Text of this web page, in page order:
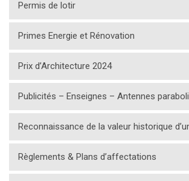
Permis de lotir
Primes Energie et Rénovation
Prix d’Architecture 2024
Publicités – Enseignes – Antennes
Reconnaissance de la valeur historique
Règlements & Plans d’affectations